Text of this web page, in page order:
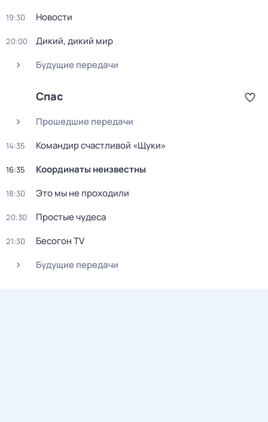
19:30 Новости
20:00
Дикий, дикий мир
Будущие передачи
Спас
Прошедшие передачи
14:35 Командир счастливой «Щуки»
16:35 Координаты неизвестны
18:30 Это мы не проходили
20:30 Простые чудеса
21:30
Бесогон TV
Будущие передачи